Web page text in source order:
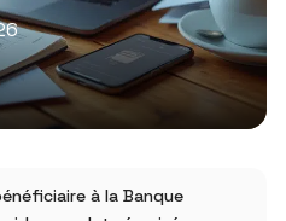
à la Banque